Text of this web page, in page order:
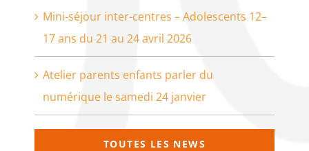
Mini-séjour inter-centres – Adolescents 12–
17 ans du 21 au 24 avril 2026
Atelier parents enfants parler du
numérique le samedi 24 janvier
TOUTES LES NEWS